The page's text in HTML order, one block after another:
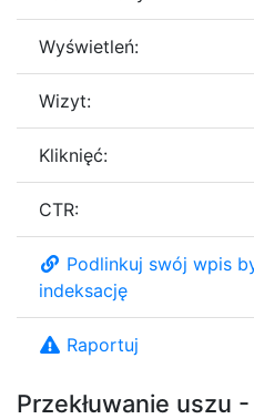
Przekłuwanie uszu
Wyświetleń:
Wizyt:
Kliknięć:
CTR:
Podlinkuj swój wpis
indeksację
Raportuj